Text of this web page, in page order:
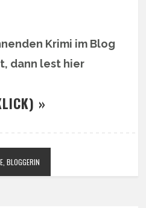
Krimi im Blog
dann lest hier
»
BLOGGERIN